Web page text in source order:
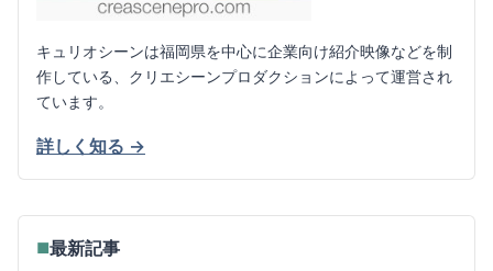
キュリオシーンは福岡県を中心に企業向け紹介映像などを制
作している、クリエシーンプロダクションによって運営され
ています。
詳しく知る →
■最新記事